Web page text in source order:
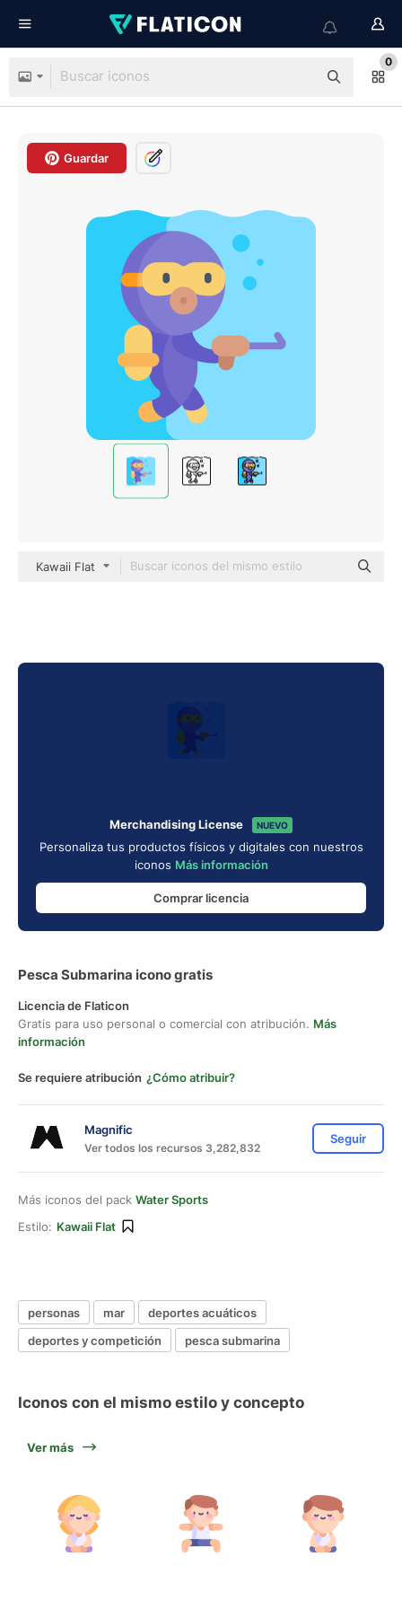
0
Guardar
Kawaii Flat
Merchandising License NUEVO
Personaliza tus productos físicos y digitales con nuestros
iconos Más información
Comprar licencia
Pesca Submarina icono gratis
Licencia de Flaticon
Gratis para uso personal o comercial con atribución. Más
información
Se requiere atribución ¿Cómo atribuir?
Magnific
Ver todos los recursos 3,282,832
Seguir
Más iconos del pack Water Sports
Estilo: Kawaii Flat
personas mar
deportes acuáticos
deportes y competición
pesca submarina
Iconos con el mismo estilo y concepto
Ver más